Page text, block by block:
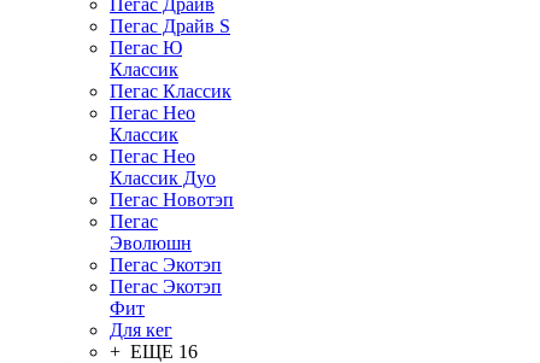
Пегас Драйв
Пегас Драйв S
Пегас Ю
Классик
Пегас Классик
Пегас Нео
Классик
Пегас Нео
Классик Дуо
Пегас Новотэп
Пегас
Эволюшн
Пегас Экотэп
Пегас Экотэп
Фит
Для кег
+ ЕЩЕ 16